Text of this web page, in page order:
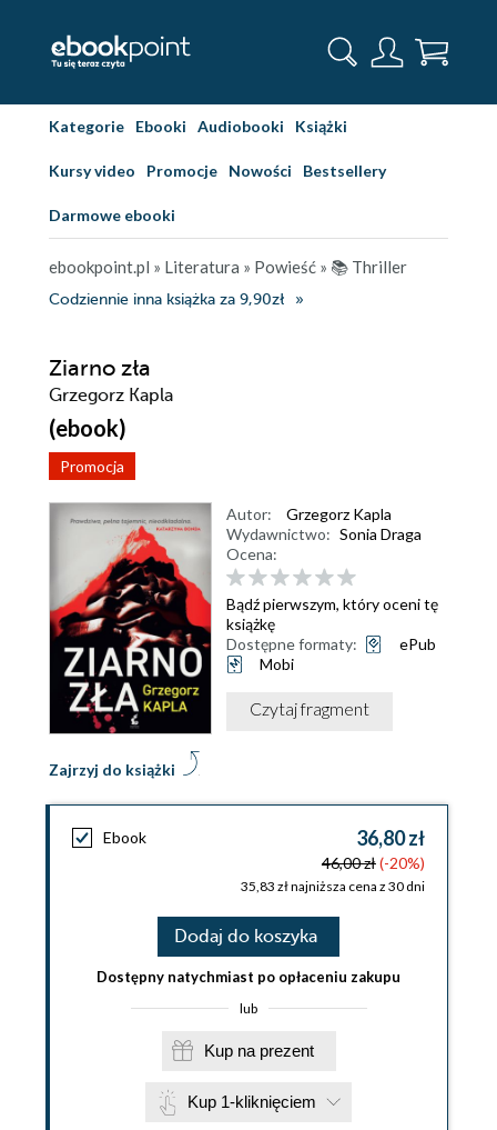
Kategorie Ebooki Audiobooki Książki
Kursy video Promocje Nowości Bestsellery
Darmowe ebooki
ebookpoint.pl » Literatura » Powieść » 📚 Thriller
Codziennie inna książka za 9,90zł
Ziarno zła
Grzegorz Kapla
(ebook)
Promocja
Zajrzyj do książki
Autor:
Grzegorz Kapla
Wydawnictwo: Sonia Draga
Ocena:
Bądź pierwszym, który oceni tę
książkę
Dostępne formaty:
ePub
Mobi
Czytaj fragment
Ebook 36,80 zł
46,00 zł(-20%)
35,83 zł najniższa cena z 30 dni
Dodaj do koszyka
Dostępny natychmiast po opłaceniu zakupu
lub
Kup na prezent
Kup 1-kliknięciem